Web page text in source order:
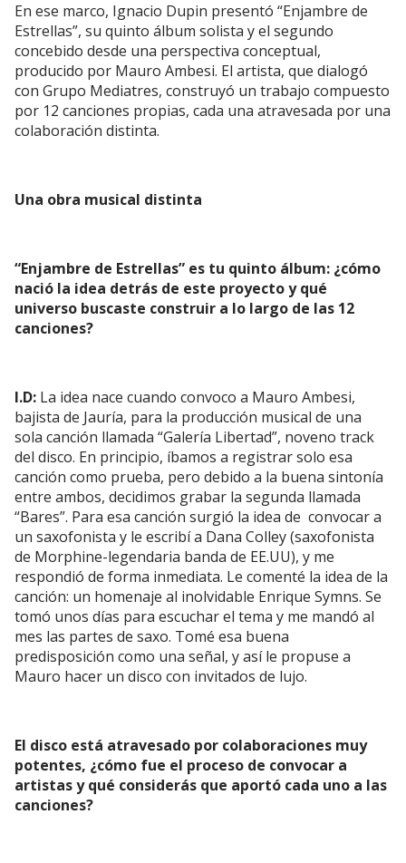
En ese marco, Ignacio Dupin presentó “Enjambre de
Estrellas”, su quinto álbum solista y el segundo
concebido desde una perspectiva conceptual,
producido por Mauro Ambesi. El artista, que dialogó
con Grupo Mediatres, construyó un trabajo compuesto
por 12 canciones propias, cada una atravesada por una
colaboración distinta.
Una obra musical distinta
“Enjambre de Estrellas” es tu quinto álbum: ¿cómo
nació la idea detrás de este proyecto y qué
universo buscaste construir a lo largo de las 12
canciones?
I.D: La idea nace cuando convoco a Mauro Ambesi,
bajista de Jauría, para la producción musical de una
sola canción llamada “Galería Libertad”, noveno track
del disco. En principio, íbamos a registrar solo esa
canción como prueba, pero debido a la buena sintonía
entre ambos, decidimos grabar la segunda llamada
“Bares”. Para esa canción surgió la idea de convocar a
un saxofonista y le escribí a Dana Colley (saxofonista
de Morphine-legendaria banda de EE.UU), y me
respondió de forma inmediata. Le comenté la idea de la
canción: un homenaje al inolvidable Enrique Symns. Se
tomó unos días para escuchar el tema y me mandó al
mes las partes de saxo. Tomé esa buena
predisposición como una señal, y así le propuse a
Mauro hacer un disco con invitados de lujo.
El disco está atravesado por colaboraciones muy
potentes, ¿cómo fue el proceso de convocar a
artistas y qué considerás que aportó cada uno a las
canciones?